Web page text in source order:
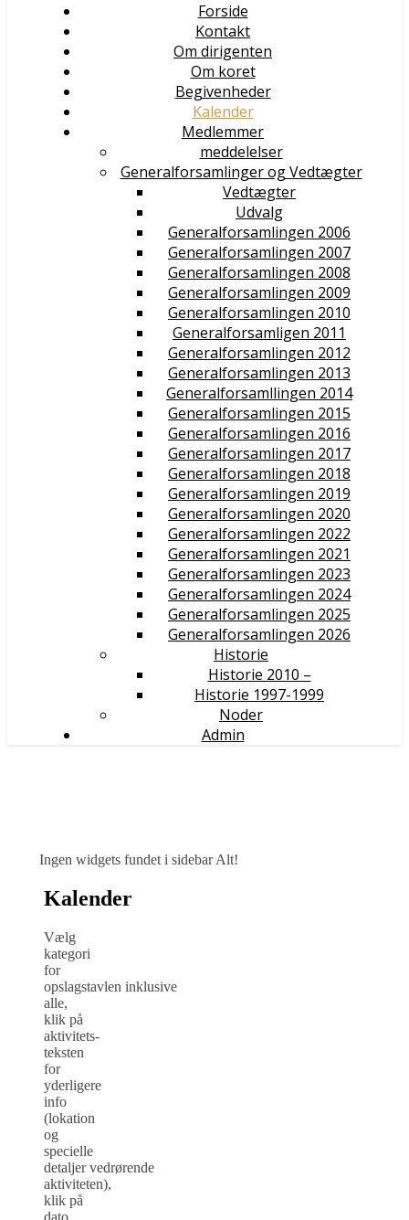
Forside
Kontakt
Om dirigenten
Om koret
Begivenheder
Kalender
Medlemmer
meddelelser
Generalforsamlinger og Vedtægter
Vedtægter
Udvalg
Generalforsamlingen 2006
Generalforsamlingen 2007
Generalforsamlingen 2008
Generalforsamlingen 2009
Generalforsamlingen 2010
Generalforsamligen 2011
Generalforsamlingen 2012
Generalforsamlingen 2013
Generalforsamllingen 2014
Generalforsamlingen 2015
Generalforsamlingen 2016
Generalforsamlingen 2017
Generalforsamlingen 2018
Generalforsamlingen 2019
Generalforsamlingen 2020
Generalforsamlingen 2022
Generalforsamlingen 2021
Generalforsamlingen 2023
Generalforsamlingen 2024
Generalforsamlingen 2025
Generalforsamlingen 2026
Historie
Historie 2010 –
Historie 1997-1999
Noder
Admin
Ingen widgets fundet i sidebar Alt!
Kalender
Vælg
kategori
for
opslagstavlen inklusive
alle,
klik på
aktivitets-
teksten
for
yderligere
info
(lokation
og
specielle
detaljer vedrørende
aktiviteten),
klik på
dato